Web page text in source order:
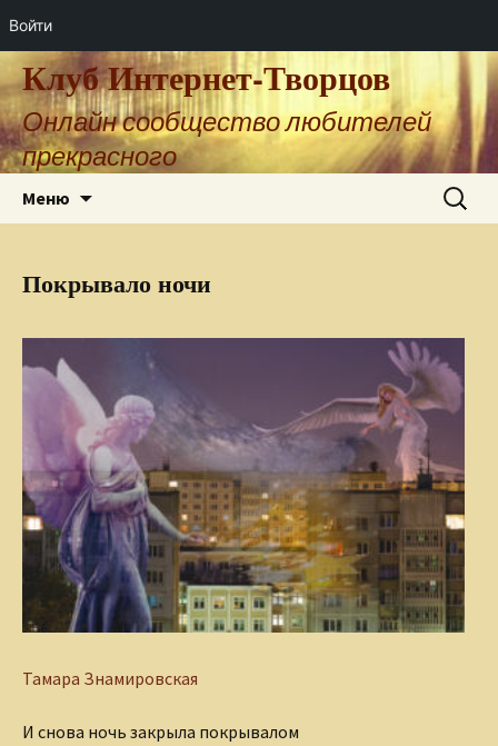
Войти
Клуб Интернет-Творцов
Онлайн сообщество любителей
прекрасного
Меню Найти:
Покрывало ночи
Тамара Знамировская
И снова ночь закрыла покрывалом